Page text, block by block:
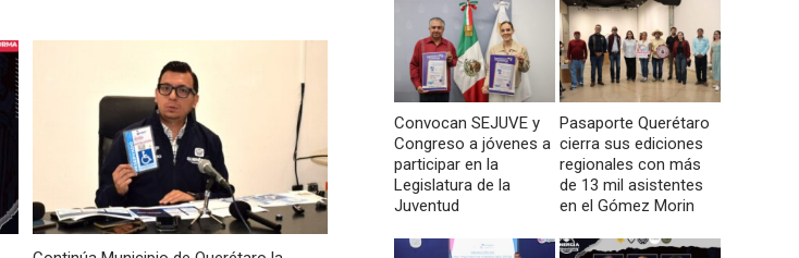
Convocan SEJUVE y
Congreso a jóvenes a
participar en la
Legislatura de la
Juventud
Pasaporte Querétaro
cierra sus ediciones
regionales con más
de 13 mil asistentes
en el Gómez Morin